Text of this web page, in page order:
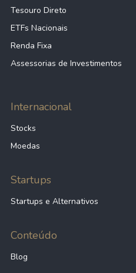
Tesouro Direto
ETFs Nacionais
Renda Fixa
Assessorias de Investimentos
Internacional
Stocks
Moedas
Startups
Startups e Alternativos
Conteúdo
Blog